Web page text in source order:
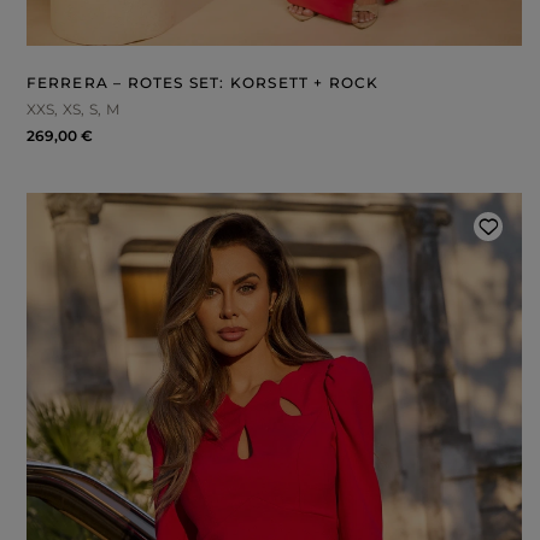
FERRERA – ROTES SET: KORSETT + ROCK
XXS XS S M
269,00 €